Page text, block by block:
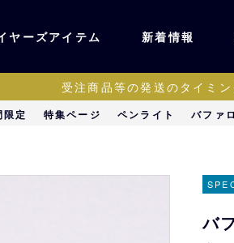
ィック
ユニフォー
キッズ・ベ
ステーショ
ヤーズアイテム 新着情報
受注商品等の発送のタイミン
限定 特集ページ ペンライト バファ
バ